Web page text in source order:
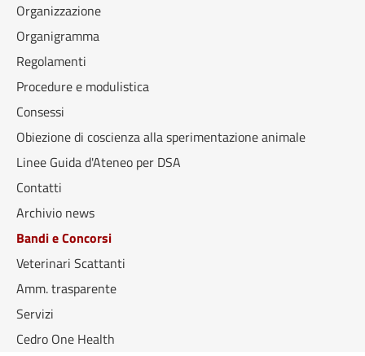
Organizzazione
Organigramma
Regolamenti
Procedure e modulistica
Consessi
Obiezione di coscienza alla sperimentazione animale
Linee Guida d'Ateneo per DSA
Contatti
Archivio news
Bandi e Concorsi
Veterinari Scattanti
Amm. trasparente
Servizi
Cedro One Health